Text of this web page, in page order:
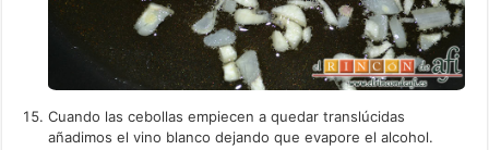
Cuando las cebollas empiecen a quedar translúcidas
añadimos el vino blanco dejando que evapore el alcohol.